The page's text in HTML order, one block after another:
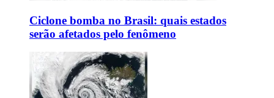
Ciclone bomba no Brasil: quais estados
serão afetados pelo fenômeno